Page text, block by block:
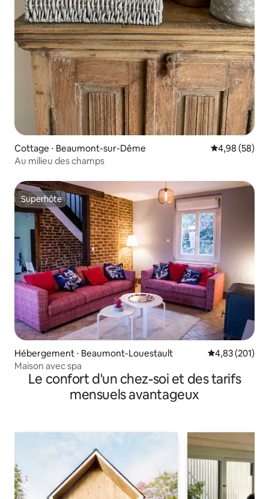
Cottage ⋅ Beaumont-sur-Dême Évaluation
4,98 (58)
Au milieu des champs
Superhôte
Superhôte
Hébergement ⋅ Beaumont-Louestault Évaluation
4,83 (201)
Maison avec spa
Le confort d'un chez-soi et des tarifs
mensuels avantageux